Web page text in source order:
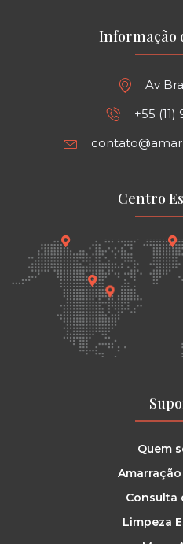
Informação
Av
+55 (11)
Centro
Quem
Consulta
Limpeza